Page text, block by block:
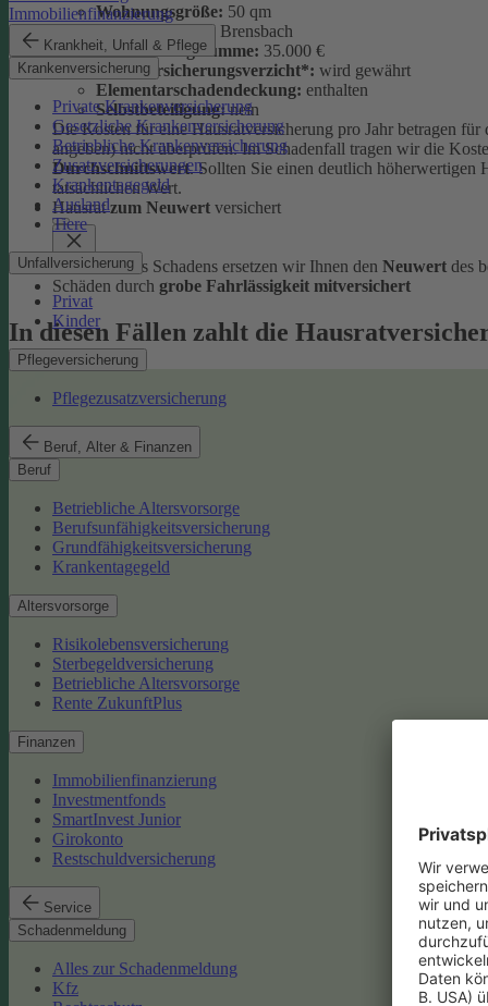
Immobilienfinanzierung
Krankheit, Unfall & Pflege
Krankenversicherung
Private Krankenversicherung
Gesetzliche Krankenversicherung
Betriebliche Krankenversicherung
Zusatzversicherungen
Krankentagegeld
Ausland
Tiere
Unfallversicherung
Privat
Kinder
Pflegeversicherung
Pflegezusatzversicherung
Beruf, Alter & Finanzen
Beruf
Betriebliche Altersvorsorge
Berufsunfähigkeitsversicherung
Grundfähigkeitsversicherung
Krankentagegeld
Altersvorsorge
Risikolebensversicherung
Sterbegeldversicherung
Betriebliche Altersvorsorge
Rente ZukunftPlus
Finanzen
Immobilienfinanzierung
Investmentfonds
SmartInvest Junior
Girokonto
Restschuldversicherung
Service
Schadenmeldung
Alles zur Schadenmeldung
Kfz
Wohnungsgröße: 50 qm
Wohnort:64395 Brensbach
Versicherungssumme: 35.000 €
Unterversicherungsverzicht*: wird gewährt
Elementarschadendeckung: enthalten
Selbstbeteiligung:nein
Die Kosten für eine Hausratversicherung pro Jahr betragen für
angeben) nicht überprüfen. Im Schadenfall tragen wir die
Durchschnittswert. Sollten Sie einen deutlich höherwertigen
tatsächlichen Wert.
Hausratzum Neuwert versichert
Im Falle eines Schadens ersetzen wir Ihnen den Neuwert des
Schäden durch grobe Fahrlässigkeit mitversichert
In diesen Fällen zahlt die